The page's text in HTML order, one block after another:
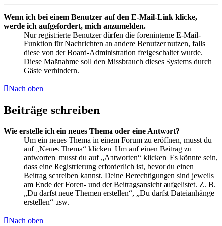
Wenn ich bei einem Benutzer auf den E-Mail-Link klicke,
werde ich aufgefordert, mich anzumelden.
Nur registrierte Benutzer dürfen die foreninterne E-Mail-
Funktion für Nachrichten an andere Benutzer nutzen, falls
diese von der Board-Administration freigeschaltet wurde.
Diese Maßnahme soll den Missbrauch dieses Systems durch
Gäste verhindern.
Nach oben
Beiträge schreiben
Wie erstelle ich ein neues Thema oder eine Antwort?
Um ein neues Thema in einem Forum zu eröffnen, musst du
auf „Neues Thema“ klicken. Um auf einen Beitrag zu
antworten, musst du auf „Antworten“ klicken. Es könnte sein,
dass eine Registrierung erforderlich ist, bevor du einen
Beitrag schreiben kannst. Deine Berechtigungen sind jeweils
am Ende der Foren- und der Beitragsansicht aufgelistet. Z. B.
„Du darfst neue Themen erstellen“, „Du darfst Dateianhänge
erstellen“ usw.
Nach oben